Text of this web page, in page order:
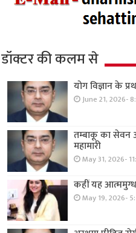
डॉक्टर की कलम से
योग विज्ञान के
June 21, 2026-
तम्बाकू का सेवन
महामारी
May 31, 2026-
कहीं यह
May 19, 2026-